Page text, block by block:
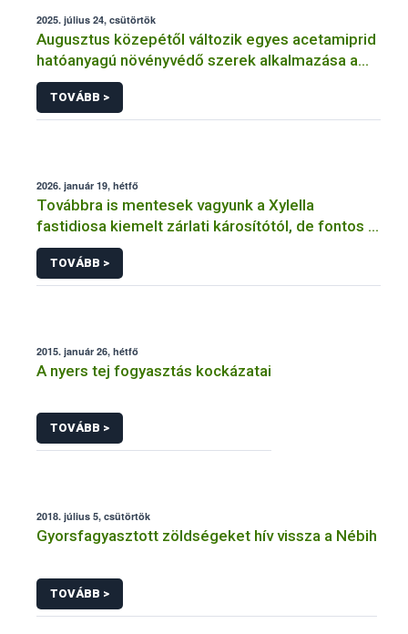
2025. július 24, csütörtök
Augusztus közepétől változik egyes acetamiprid
hatóanyagú növényvédő szerek alkalmazása a
határérték csökkentése miatt
TOVÁBB >
2026. január 19, hétfő
Továbbra is mentesek vagyunk a Xylella
fastidiosa kiemelt zárlati károsítótól, de fontos a
megelőzés
TOVÁBB >
2015. január 26, hétfő
A nyers tej fogyasztás kockázatai
TOVÁBB >
2018. július 5, csütörtök
Gyorsfagyasztott zöldségeket hív vissza a Nébih
TOVÁBB >